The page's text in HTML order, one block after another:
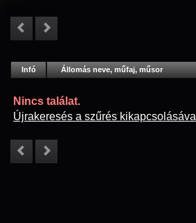
Infó Lejátszás
Állomás neve, műfaj, műsor
Nincs találat.
Újrakeresés a szűrés kikapcsolásával